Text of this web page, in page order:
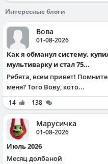
Интересные блоги
Вова
01-08-2026
Как я обманул систему, купил
мультиварку и стал 75...
Ребята, всем привет! Помните
меня? Того Вову, кото...
14 138
Марусичка
01-08-2026
Июль 2026
Месяц долбаной